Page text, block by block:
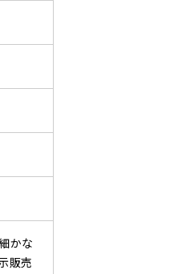
かな
販売